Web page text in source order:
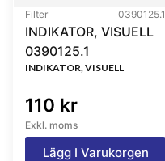
Filter 0390125.1
INDIKATOR, VISUELL
0390125.1
INDIKATOR, VISUELL
110 kr
Exkl. moms
Lägg I Varukorgen